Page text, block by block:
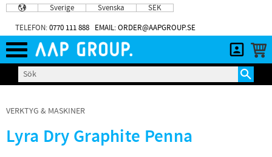
Meny
Sverige Svenska SEK
TELEFON:0770 111 888 EMAIL: ORDER@AAPGROUP.SE
VERKTYG & MASKINER
Lyra Dry Graphite Penna